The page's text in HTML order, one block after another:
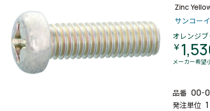
Zinc
サンコー
オレンジ
￥
メーカー希望
品番 00-
発注単位